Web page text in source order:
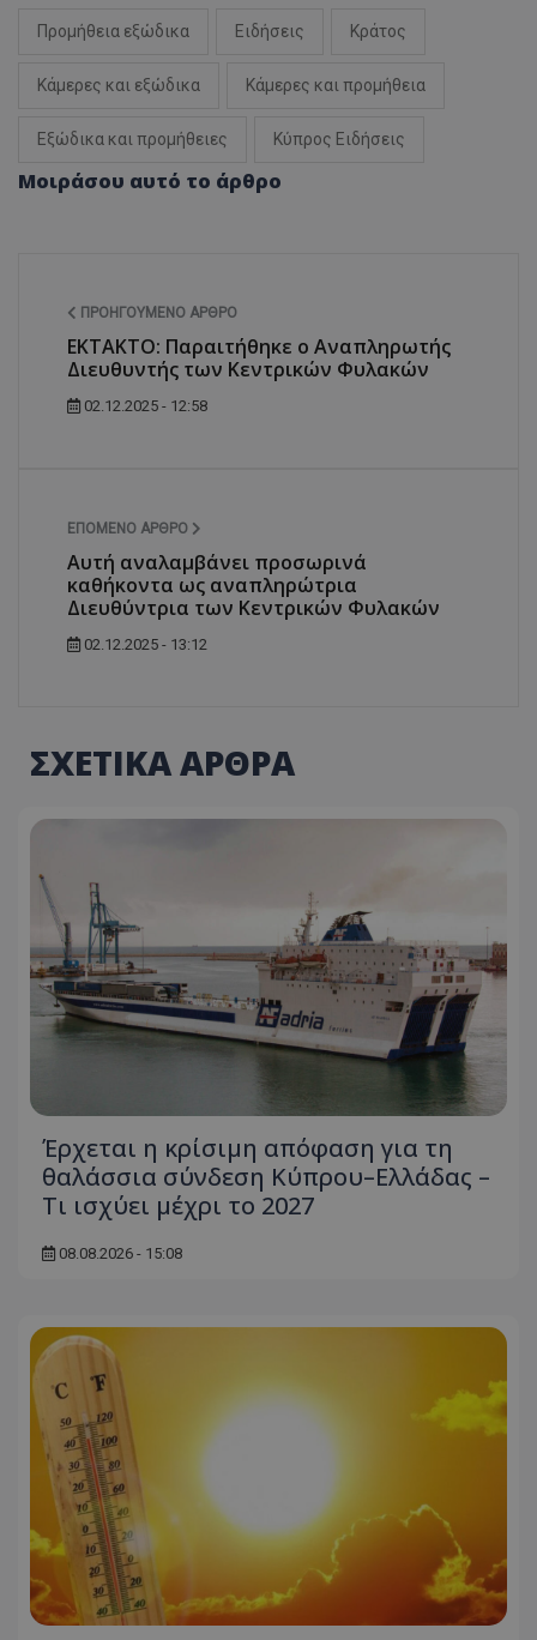
Προμήθεια εξώδικα Ειδήσεις Κράτος
Κάμερες και εξώδικα Κάμερες και προμήθεια
Εξώδικα και προμήθειες Κύπρος Ειδήσεις
Μοιράσου αυτό το άρθρο
ΠΡΟΗΓΟΎΜΕΝΟ ΆΡΘΡΟ
ΕΚΤΑΚΤΟ: Παραιτήθηκε ο Αναπληρωτής
Διευθυντής των Κεντρικών Φυλακών
02.12.2025 - 12:58
ΕΠΌΜΕΝΟ ΆΡΘΡΟ
Αυτή αναλαμβάνει προσωρινά
καθήκοντα ως αναπληρώτρια
Διευθύντρια των Κεντρικών Φυλακών
02.12.2025 - 13:12
ΣΧΕΤΙΚΑ ΑΡΘΡΑ
Έρχεται η κρίσιμη απόφαση για τη
θαλάσσια σύνδεση Κύπρου–Ελλάδας –
Τι ισχύει μέχρι το 2027
08.08.2026 - 15:08